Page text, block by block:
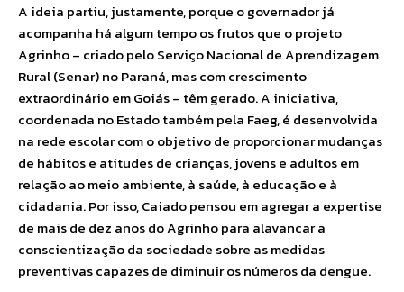
A ideia partiu, justamente, porque o governador já
acompanha há algum tempo os frutos que o projeto
Agrinho – criado pelo Serviço Nacional de Aprendizagem
Rural (Senar) no Paraná, mas com crescimento
extraordinário em Goiás – têm gerado. A iniciativa,
coordenada no Estado também pela Faeg, é desenvolvida
na rede escolar com o objetivo de proporcionar mudanças
de hábitos e atitudes de crianças, jovens e adultos em
relação ao meio ambiente, à saúde, à educação e à
cidadania. Por isso, Caiado pensou em agregar a expertise
de mais de dez anos do Agrinho para alavancar a
conscientização da sociedade sobre as medidas
preventivas capazes de diminuir os números da dengue.